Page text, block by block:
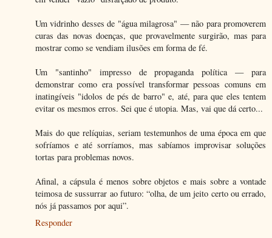
Um vidrinho desses de "água milagrosa" — não para promoverem
curas das novas doenças, que provavelmente surgirão, mas para
mostrar como se vendiam ilusões em forma de fé.
Um "santinho" impresso de propaganda política — para
demonstrar como era possível transformar pessoas comuns em
inatingíveis "idolos de pés de barro" e, até, para que eles tentem
evitar os mesmos erros. Sei que é utopia. Mas, vai que dá certo...
Mais do que relíquias, seriam testemunhos de uma época em que
sofríamos e até sorríamos, mas sabíamos improvisar soluções
tortas para problemas novos.
Afinal, a cápsula é menos sobre objetos e mais sobre a vontade
teimosa de sussurrar ao futuro: “olha, de um jeito certo ou errado,
nós já passamos por aqui”.
Responder